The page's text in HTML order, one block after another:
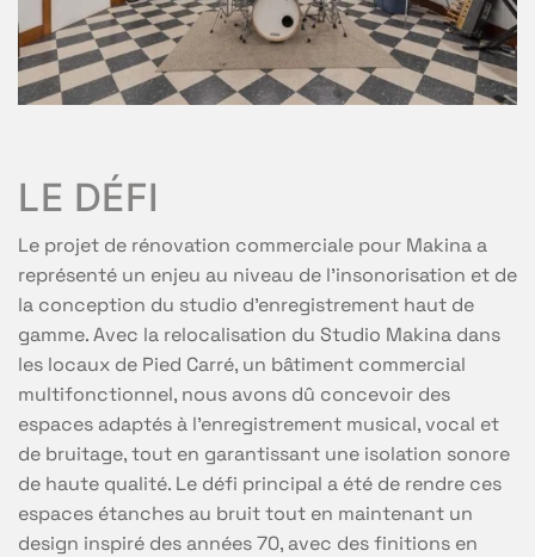
LE DÉFI
Le projet de rénovation commerciale pour Makina a
représenté un enjeu au niveau de l’insonorisation et de
la conception du studio d’enregistrement haut de
gamme. Avec la relocalisation du Studio Makina dans
les locaux de Pied Carré, un bâtiment commercial
multifonctionnel, nous avons dû concevoir des
espaces adaptés à l’enregistrement musical, vocal et
de bruitage, tout en garantissant une isolation sonore
de haute qualité. Le défi principal a été de rendre ces
espaces étanches au bruit tout en maintenant un
design inspiré des années 70, avec des finitions en